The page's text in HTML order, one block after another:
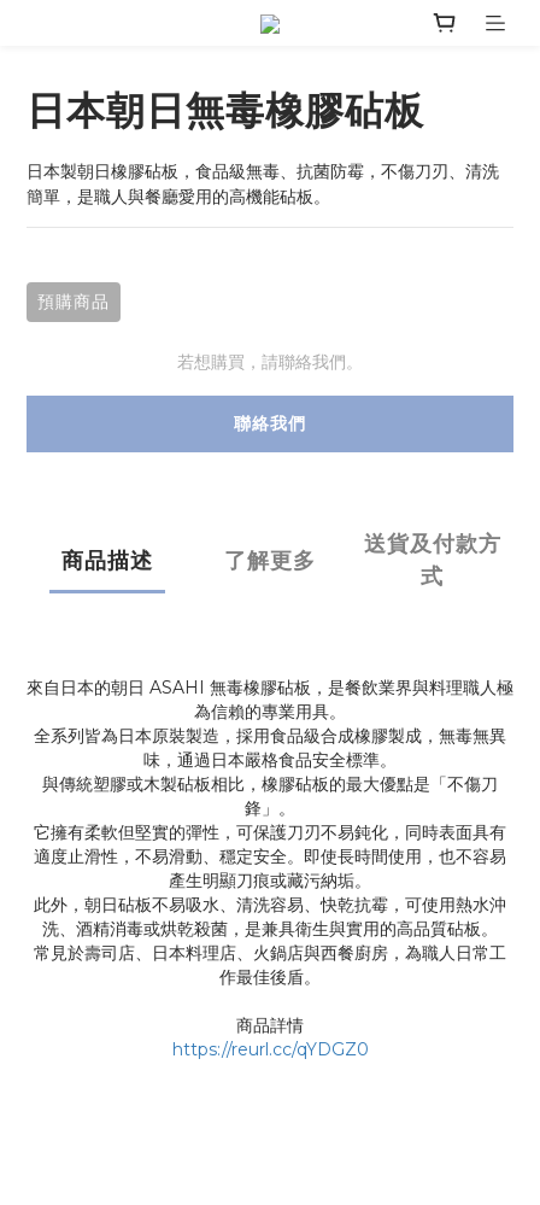
日本朝日無毒橡膠砧板
日本製朝日橡膠砧板，食品級無毒、抗菌防霉，不傷刀刃、清洗
簡單，是職人與餐廳愛用的高機能砧板。
預購商品
若想購買，請聯絡我們。
聯絡我們
商品描述 了解更多
送貨及付款方
式
來自日本的朝日 ASAHI 無毒橡膠砧板，是餐飲業界與料理職人極
為信賴的專業用具。
全系列皆為日本原裝製造，採用食品級合成橡膠製成，無毒無異
味，通過日本嚴格食品安全標準。
與傳統塑膠或木製砧板相比，橡膠砧板的最大優點是「不傷刀
鋒」。
它擁有柔軟但堅實的彈性，可保護刀刃不易鈍化，同時表面具有
適度止滑性，不易滑動、穩定安全。即使長時間使用，也不容易
產生明顯刀痕或藏污納垢。
此外，朝日砧板不易吸水、清洗容易、快乾抗霉，可使用熱水沖
洗、酒精消毒或烘乾殺菌，是兼具衛生與實用的高品質砧板。
常見於壽司店、日本料理店、火鍋店與西餐廚房，為職人日常工
作最佳後盾。
商品詳情
https://reurl.cc/qYDGZ0